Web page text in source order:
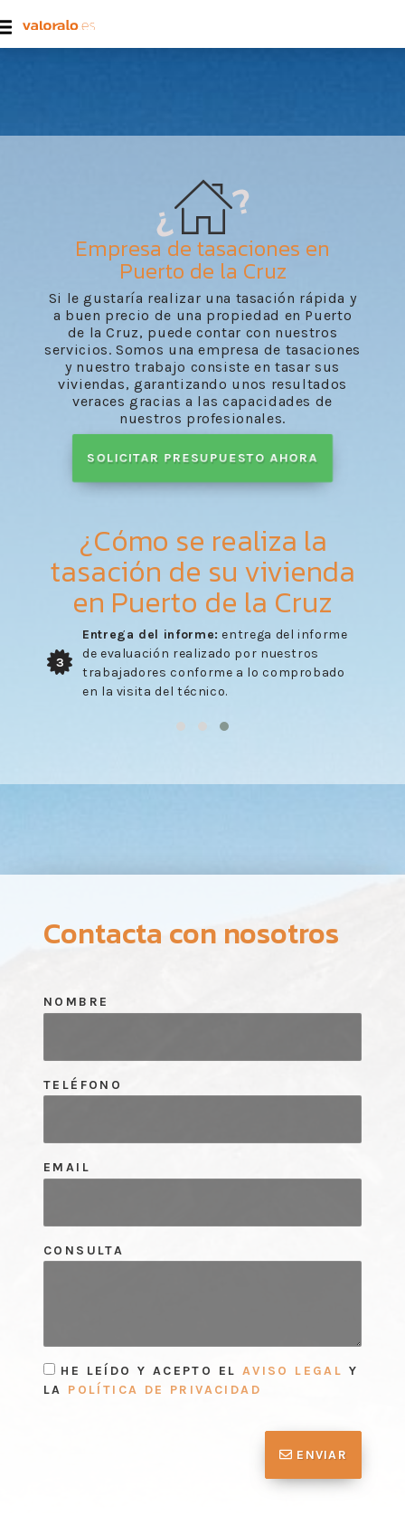
Empresa de tasaciones en
Puerto de la Cruz
Si le gustaría realizar una tasación rápida y
a buen precio de una propiedad en Puerto
de la Cruz, puede contar con nuestros
servicios. Somos una empresa de tasaciones
y nuestro trabajo consiste en tasar sus
viviendas, garantizando unos resultados
veraces gracias a las capacidades de
nuestros profesionales.
SOLICITAR PRESUPUESTO AHORA
¿Cómo se realiza la
tasación de su vivienda
en Puerto de la Cruz
3
Entrega del informe: entrega del informe
de evaluación realizado por nuestros
trabajadores conforme a lo comprobado
en la visita del técnico.
Contacta con nosotros
NOMBRE
TELÉFONO
EMAIL
CONSULTA
HE LEÍDO Y ACEPTO EL AVISO LEGAL Y
LA POLÍTICA DE PRIVACIDAD
ENVIAR